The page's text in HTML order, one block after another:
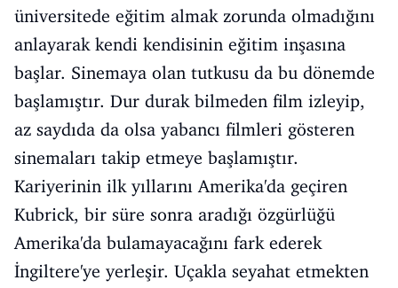
üniversitede eğitim almak zorunda olmadığını
anlayarak kendi kendisinin eğitim inşasına
başlar. Sinemaya olan tutkusu da bu dönemde
başlamıştır. Dur durak bilmeden film izleyip,
az saydıda da olsa yabancı filmleri gösteren
sinemaları takip etmeye başlamıştır.
Kariyerinin ilk yıllarını Amerika'da geçiren
Kubrick, bir süre sonra aradığı özgürlüğü
Amerika'da bulamayacağını fark ederek
İngiltere'ye yerleşir. Uçakla seyahat etmekten